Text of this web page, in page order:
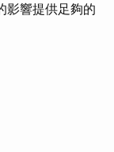
影響提供足夠的